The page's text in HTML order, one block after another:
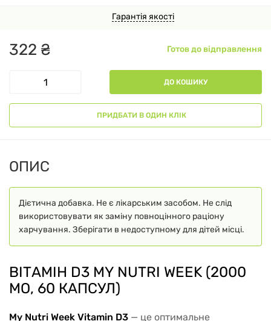
Гарантія якості
322 ₴ Готов до відправлення
ДО КОШИКУ
ПРИДБАТИ В ОДИН КЛІК
ОПИС
Дієтична добавка. Не є лікарським засобом. Не слід
використовувати як заміну повноцінного раціону
харчування. Зберігати в недоступному для дітей місці.
ВІТАМІН D3 MY NUTRI WEEK (2000
МО, 60 КАПСУЛ)
My Nutri Week Vitamin D3 — це оптимальне